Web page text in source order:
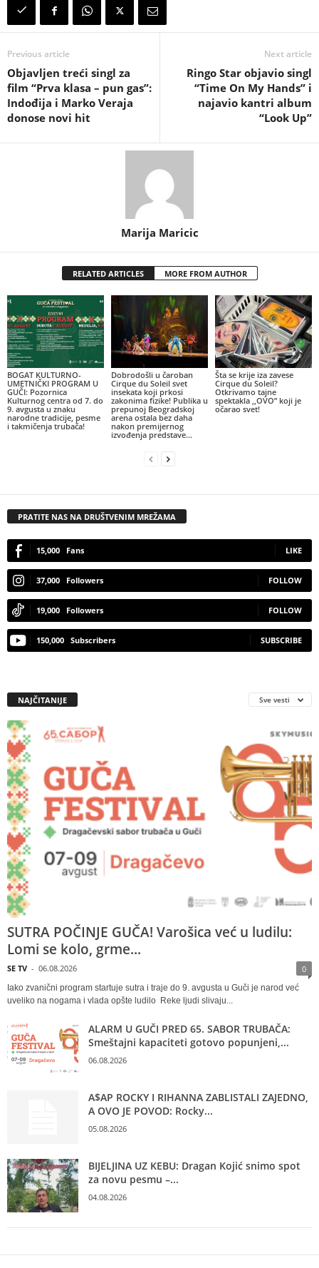
Previous article
Objavljen treći singl za
film “Prva klasa – pun gas”:
Indođija i Marko Veraja
donose novi hit
Next article
Ringo Star objavio singl
“Time On My Hands” i
najavio kantri album
“Look Up”
Marija Maricic
RELATED ARTICLES MORE FROM AUTHOR
BOGAT KULTURNO-
UMETNIČKI PROGRAM U
GUČI: Pozornica
Kulturnog centra od 7. do
9. avgusta u znaku
narodne tradicije, pesme
i takmičenja trubača!
Dobrodošli u čaroban
Cirque du Soleil svet
insekata koji prkosi
zakonima fizike! Publika u
prepunoj Beogradskoj
arena ostala bez daha
nakon premijernog
izvođenja predstave...
Šta se krije iza zavese
Cirque du Soleil?
Otkrivamo tajne
spektakla ,,OVO” koji je
očarao svet!
PRATITE NAS NA DRUŠTVENIM MREŽAMA
15,000 Fans LIKE
37,000 Followers FOLLOW
19,000 Followers FOLLOW
150,000 Subscribers SUBSCRIBE
NAJČITANIJE Sve vesti
SUTRA POČINJE GUČA! Varošica već u ludilu:
Lomi se kolo, grme...
SE TV - 06.08.2026 0
Iako zvanični program startuje sutra i traje do 9. avgusta u Guči je narod već
uveliko na nogama i vlada opšte ludilo Reke ljudi slivaju...
ALARM U GUČI PRED 65. SABOR TRUBAČA:
Smeštajni kapaciteti gotovo popunjeni,...
06.08.2026
A$AP ROCKY I RIHANNA ZABLISTALI ZAJEDNO,
A OVO JE POVOD: Rocky...
05.08.2026
BIJELJINA UZ KEBU: Dragan Kojić snimo spot
za novu pesmu –...
04.08.2026